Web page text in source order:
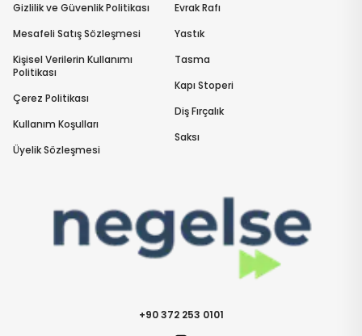
+90 372 253 0101
Gizlilik ve Güvenlik Politikası
Mesafeli Satış Sözleşmesi
Kişisel Verilerin Kullanımı
Politikası
Çerez Politikası
Kullanım Koşulları
Üyelik Sözleşmesi
Evrak Rafı
Yastık
Tasma
Kapı Stoperi
Diş Fırçalık
Saksı